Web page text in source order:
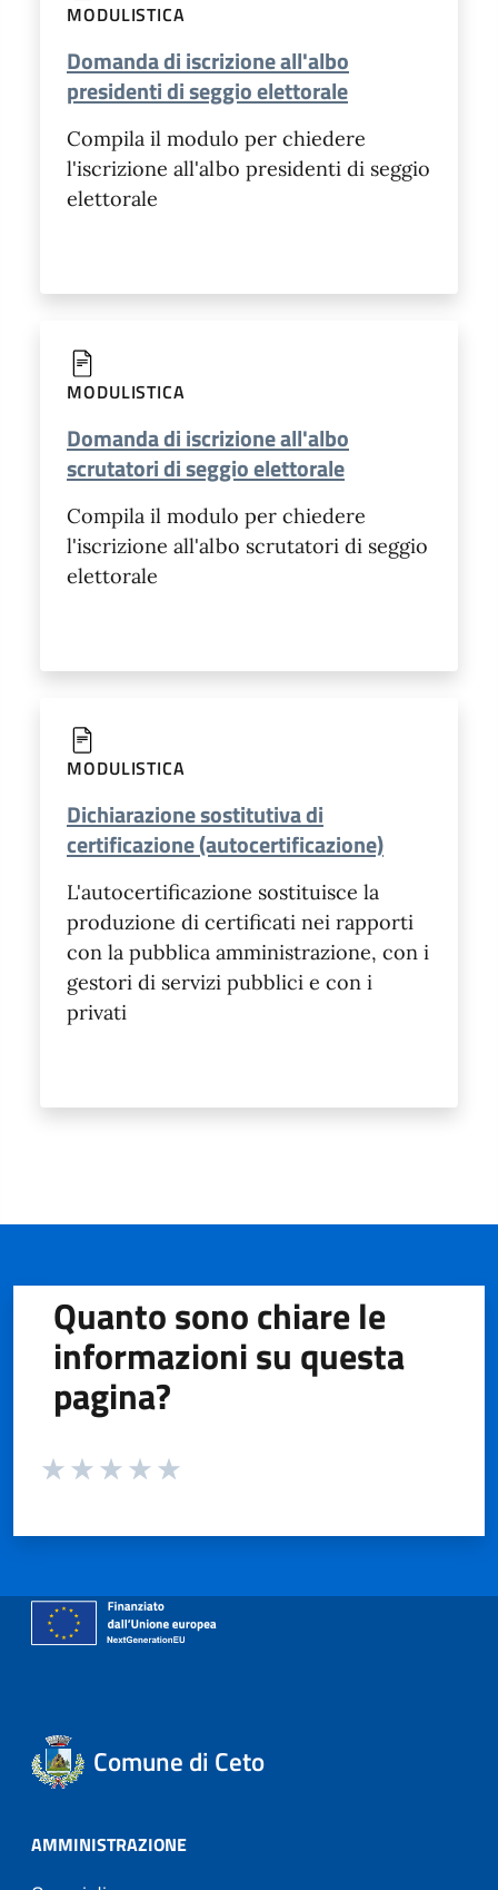
MODULISTICA
Domanda di iscrizione all'albo
presidenti di seggio elettorale
Compila il modulo per chiedere
l'iscrizione all'albo presidenti di seggio
elettorale
MODULISTICA
Domanda di iscrizione all'albo
scrutatori di seggio elettorale
Compila il modulo per chiedere
l'iscrizione all'albo scrutatori di seggio
elettorale
MODULISTICA
Dichiarazione sostitutiva di
certificazione (autocertificazione)
L'autocertificazione sostituisce la
produzione di certificati nei rapporti
con la pubblica amministrazione, con i
gestori di servizi pubblici e con i
privati
Quanto sono chiare le
informazioni su questa
pagina?
Valuta da 1 a 5 stelle la pagina
Comune di Ceto
AMMINISTRAZIONE